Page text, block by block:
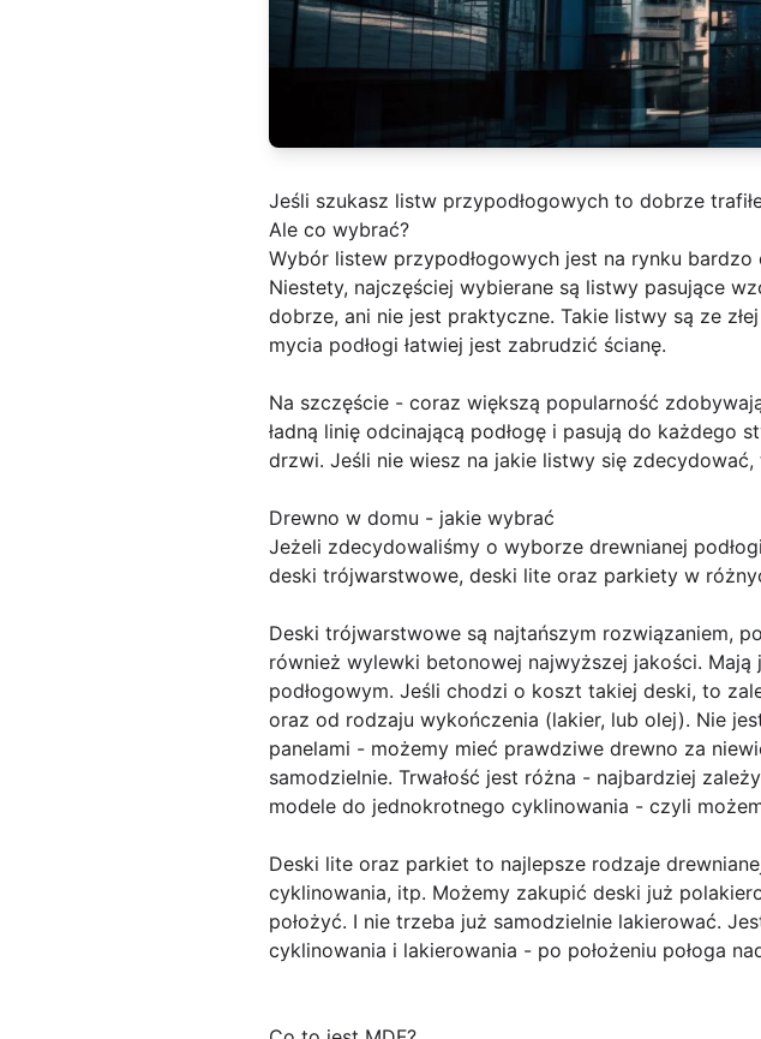
Jeśli szukasz listw przypodłogowych to dobrze
Ale co wybrać?
Wybór listew przypodłogowych jest na rynku
Niestety, najczęściej wybierane są listwy pasujące
dobrze, ani nie jest praktyczne. Takie listwy są ze
mycia podłogi łatwiej jest zabrudzić ścianę.
Na szczęście - coraz większą popularność
ładną linię odcinającą podłogę i pasują do każdego
drzwi. Jeśli nie wiesz na jakie listwy się
Drewno w domu - jakie wybrać
Jeżeli zdecydowaliśmy o wyborze drewnianej
deski trójwarstwowe, deski lite oraz parkiety w
Deski trójwarstwowe są najtańszym rozwiązaniem,
również wylewki betonowej najwyższej jakości.
podłogowym. Jeśli chodzi o koszt takiej deski, to
oraz od rodzaju wykończenia (lakier, lub olej). Nie
panelami - możemy mieć prawdziwe drewno za
samodzielnie. Trwałość jest różna - najbardziej
modele do jednokrotnego cyklinowania - czyli
Deski lite oraz parkiet to najlepsze rodzaje
cyklinowania, itp. Możemy zakupić deski już
położyć. I nie trzeba już samodzielnie lakierować.
cyklinowania i lakierowania - po położeniu połoga